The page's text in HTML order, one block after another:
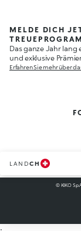
MELDE DICH
Das ganze Jahr lang
und exklusive
Erfahren Sie mehr über
LANDCH
© KIKO